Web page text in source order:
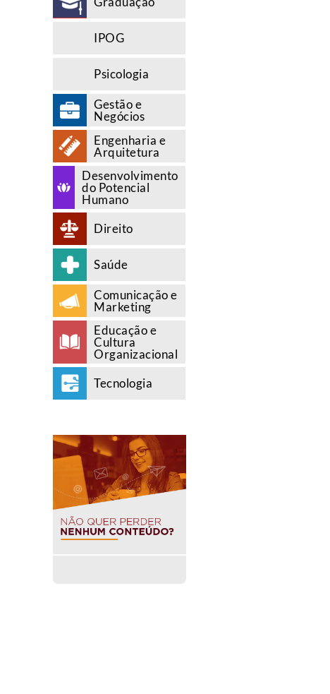
IPOG
Psicologia
Gestão e
Negócios
Engenharia e
Arquitetura
Desenvolvimento
do Potencial
Humano
Direito
Saúde
Comunicação e
Marketing
Educação e
Cultura
Organizacional
Tecnologia